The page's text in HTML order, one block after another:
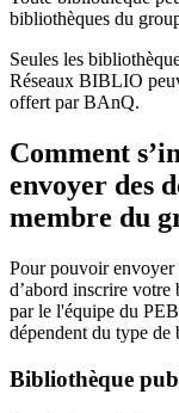
bibliothèques du
Seules les
Réseaux BIBLIO
offert par BAnQ.
Comment
envoyer des
membre du
Pour pouvoir envoyer
d’abord inscrire
par le l'équipe du
dépendent du type
Bibliothèque